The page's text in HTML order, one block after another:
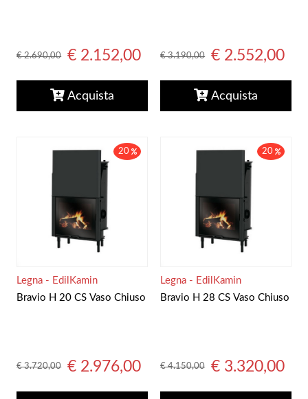
€ 2.690,00 € 2.152,00
Acquista
€ 3.190,00 € 2.552,00
Acquista
20
Bravio H 20 CS Vaso Chiuso
Legna - EdilKamin
€ 3.720,00 € 2.976,00
20
Bravio H 28 CS Vaso Chiuso
Legna - EdilKamin
€ 4.150,00 € 3.320,00